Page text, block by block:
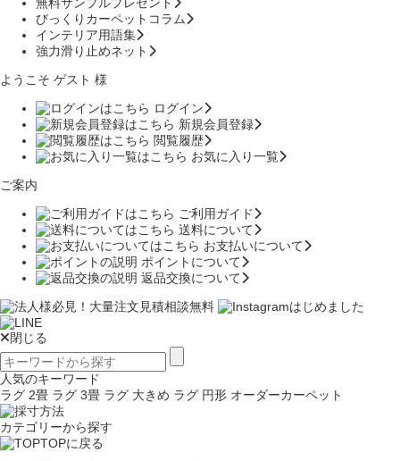
無料サンプルプレゼント
びっくりカーペットコラム
インテリア用語集
強力滑り止めネット
ようこそ ゲスト 様
ログイン
新規会員登録
閲覧履歴
お気に入り一覧
ご案内
ご利用ガイド
送料について
お支払いについて
ポイントについて
返品交換について
閉じる
人気のキーワード
ラグ 2畳 ラグ 3畳 ラグ 大きめ ラグ 円形 オーダーカーペット
カテゴリーから探す
TOPに戻る